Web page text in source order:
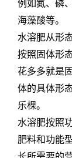
例如氮、磷
海藻酸等。
水溶肥从形
按照固体形
花多多就是
体的具体形
乐棵。
水溶肥按照
肥料和功能